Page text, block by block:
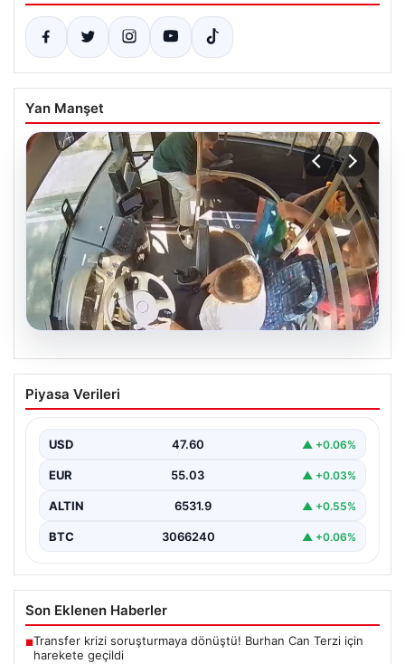
Yan Manşet
05.08.2026
Otobüste Rahatsızlanan Yolcuyu Şoför
Hızla Hastaneye Yönlendirdi
otobüslerinde yaşanan ilginç ve dikkat çekici…
Piyasa Verileri
USD 47.60 ▲ +0.06%
EUR 55.03 ▲ +0.03%
ALTIN 6531.9 ▲ +0.55%
BTC 3066240 ▲ +0.06%
Son Eklenen Haberler
■Transfer krizi soruşturmaya dönüştü! Burhan Can Terzi için
harekete geçildi